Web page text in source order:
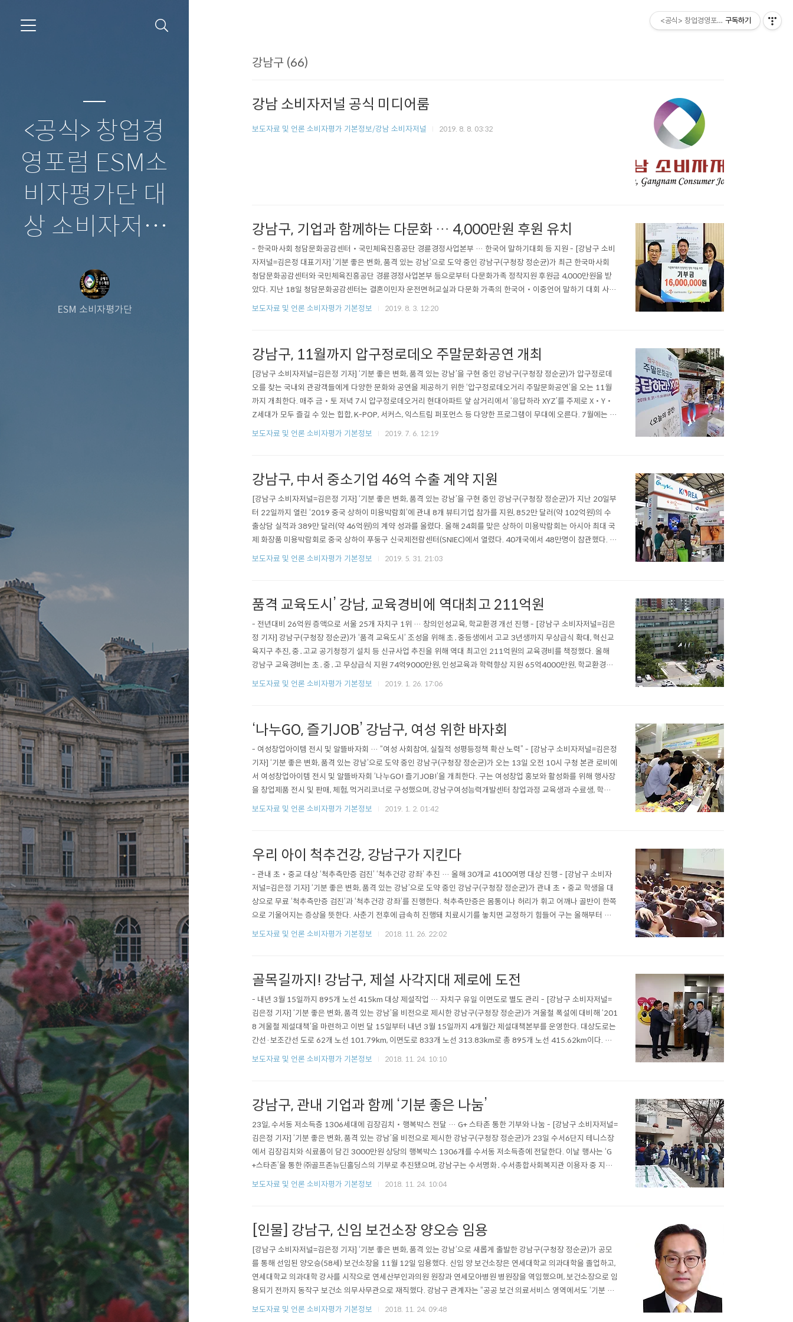
<공식> 창업경
영포럼 ESM소
비자평가단 대
상 소비자저널
ESM 소비자평가단
강남구 (66)
강남 소비자저널 공식 미디어룸
보도자료 및 언론 소비자평가 기본정보/강남 소비자저널 2019. 8. 8. 03:32
강남구, 기업과 함께하는 다문화 … 4,000만원 후원 유치
- 한국마사회 청담문화공감센터‧국민체육진흥공단 경륜경정사업본부 … 한국어 말하기대회 등 지원 - [강남구 소비
자저널=김은정 대표기자] ‘기분 좋은 변화, 품격 있는 강남’으로 도약 중인 강남구(구청장 정순균)가 최근 한국마사회
청담문화공감센터와 국민체육진흥공단 경륜경정사업본부 등으로부터 다문화가족 정착지원 후원금 4,000만원을 받
았다. 지난 18일 청담문화공감센터는 결혼이민자 운전면허교실과 다문화 가족의 한국어‧이중언어 말하기 대회 사업
에 1,600만원을 기부했다. 2017년부터 강남경찰서와 함께 운전면허교실을 운영 중인 강남구는 필기시험 대비 강의
보도자료 및 언론 소비자평가 기본정보 2019. 8. 3. 12:20
강남구, 11월까지 압구정로데오 주말문화공연 개최
[강남구 소비자저널=김은정 기자] ‘기분 좋은 변화, 품격 있는 강남’을 구현 중인 강남구(구청장 정순균)가 압구정로데
오를 찾는 국내외 관광객들에게 다양한 문화와 공연을 제공하기 위한 ‘압구정로데오거리 주말문화공연’을 오는 11월
까지 개최한다. 매주 금‧토 저녁 7시 압구정로데오거리 현대아파트 앞 삼거리에서 ‘응답하라 XYZ’를 주제로 X‧Y‧
Z세대가 모두 즐길 수 있는 힙합, K-POP, 서커스, 익스트림 퍼포먼스 등 다양한 프로그램이 무대에 오른다. 7월에는 칵
테일쇼와 남성댄스(5일), 색소폰과 댄스(6일), 뮤랑극단과 J&J 오카리나듀오(12일), 래퍼 아펠리아(13일) 등의 공연이
보도자료 및 언론 소비자평가 기본정보 2019. 7. 6. 12:19
강남구, 中서 중소기업 46억 수출 계약 지원
[강남구 소비자저널=김은정 기자] ‘기분 좋은 변화, 품격 있는 강남’을 구현 중인 강남구(구청장 정순균)가 지난 20일부
터 22일까지 열린 ‘2019 중국 상하이 미용박람회’에 관내 8개 뷰티기업 참가를 지원, 852만 달러(약 102억원)의 수
출상담 실적과 389만 달러(약 46억원)의 계약 성과를 올렸다. 올해 24회를 맞은 상하이 미용박람회는 아시아 최대 국
제 화장품 미용박람회로 중국 상하이 푸둥구 신국제전람센터(SNIEC)에서 열렸다. 40개국에서 48만명이 참관했다. 구
에서는 중소기업인 프레스티지코스메틱코리아, 3일애, 메트로코리아, 라이클, 세이션, 온데이코스메틱, 비씨비코스, 메
보도자료 및 언론 소비자평가 기본정보 2019. 5. 31. 21:03
품격 교육도시’ 강남, 교육경비에 역대최고 211억원
- 전년대비 26억원 증액으로 서울 25개 자치구 1위 … 창의인성교육, 학교환경 개선 진행 - [강남구 소비자저널=김은
정 기자] 강남구(구청장 정순균)가 ‘품격 교육도시’ 조성을 위해 초․중등생에서 고교 3년생까지 무상급식 확대, 혁신교
육지구 추진, 중․고교 공기청정기 설치 등 신규사업 추진을 위해 역대 최고인 211억원의 교육경비를 책정했다. 올해
강남구 교육경비는 초․중․고 무상급식 지원 74억9000만원, 인성교육과 학력향상 지원 65억4000만원, 학교환경개
선 45억원, 학교 독서진흥과 유치원 지원 등 25억8000만원을 포함한 4개 분야 17개 사업비로 전년대비 26억원 증액
보도자료 및 언론 소비자평가 기본정보 2019. 1. 26. 17:06
‘나누GO, 즐기JOB’ 강남구, 여성 위한 바자회
- 여성창업아이템 전시 및 알뜰바자회 … “여성 사회참여, 실질적 성평등정책 확산 노력” - [강남구 소비자저널=김은정
기자] ‘기분 좋은 변화, 품격 있는 강남’으로 도약 중인 강남구(구청장 정순균)가 오는 13일 오전 10시 구청 본관 로비에
서 여성창업아이템 전시 및 알뜰바자회 ‘나누GO! 즐기JOB!’을 개최한다. 구는 여성창업 홍보와 활성화를 위해 행사장
을 창업제품 전시 및 판매, 체험, 먹거리코너로 구성했으며, 강남구여성능력개발센터 창업과정 교육생과 수료생, 학습동
아리와 강남구청년창업지원센터의 여성창업기업 등이 참여한다. 액세서리, 셀프웨딩 용품 및 답례품, 건강·위생용품,
보도자료 및 언론 소비자평가 기본정보 2019. 1. 2. 01:42
우리 아이 척추건강, 강남구가 지킨다
- 관내 초‧중교 대상 ‘척추측만증 검진’ ‘척추건강 강좌’ 추진 … 올해 30개교 4100여명 대상 진행 - [강남구 소비자
저널=김은정 기자] ‘기분 좋은 변화, 품격 있는 강남’으로 도약 중인 강남구(구청장 정순균)가 관내 초‧중교 학생을 대
상으로 무료 ‘척추측만증 검진’과 ‘척추건강 강좌’를 진행한다. 척추측만증은 몸통이나 허리가 휘고 어깨나 골반이 한쪽
으로 기울어지는 증상을 뜻한다. 사춘기 전후에 급속히 진행돼 치료시기를 놓치면 교정하기 힘들어 구는 올해부터 대
상을 초등학생에서 중학생으로 확대‧시행했다. ‘척추측만증 검진’은 구와 고려대학교 척추측만증연구소가 협력해 직
보도자료 및 언론 소비자평가 기본정보 2018. 11. 26. 22:02
골목길까지! 강남구, 제설 사각지대 제로에 도전
- 내년 3월 15일까지 895개 노선 415km 대상 제설작업 … 자치구 유일 이면도로 별도 관리 - [강남구 소비자저널=
김은정 기자] ‘기분 좋은 변화, 품격 있는 강남’을 비전으로 제시한 강남구(구청장 정순균)가 겨울철 폭설에 대비해 ‘201
8 겨울철 제설대책’을 마련하고 이번 달 15일부터 내년 3월 15일까지 4개월간 제설대책본부를 운영한다. 대상도로는
간선·보조간선 도로 62개 노선 101.79km, 이면도로 833개 노선 313.83km로 총 895개 노선 415.62km이다. 강
남구는 제설장비 진입이 어려운 이면도로에도 폭설 시 29개 소형 살포기를 신속히 투입하는 등 서울시 25개 자치구 중
보도자료 및 언론 소비자평가 기본정보 2018. 11. 24. 10:10
강남구, 관내 기업과 함께 ‘기분 좋은 나눔’
23일, 수서동 저소득층 1306세대에 김장김치‧행복박스 전달 … G+ 스타존 통한 기부와 나눔 - [강남구 소비자저널=
김은정 기자] ‘기분 좋은 변화, 품격 있는 강남’을 비전으로 제시한 강남구(구청장 정순균)가 23일 수서6단지 테니스장
에서 김장김치와 식료품이 담긴 3000만원 상당의 행복박스 1306개를 수서동 저소득층에 전달한다. 이날 행사는 ‘G
+스타존’을 통한 ㈜골프존뉴딘홀딩스의 기부로 추진됐으며, 강남구는 수서명화․수서종합사회복지관 이용자 중 지원
의 시급성 등을 고려해 지원 대상자를 선별했다. G+스타존은 강남구, 신세계프라퍼티, 수서명화종합사회복지관 등 5개
보도자료 및 언론 소비자평가 기본정보 2018. 11. 24. 10:04
[인물] 강남구, 신임 보건소장 양오승 임용
[강남구 소비자저널=김은정 기자] ‘기분 좋은 변화, 품격 있는 강남’으로 새롭게 출발한 강남구(구청장 정순균)가 공모
를 통해 선임된 양오승(58세) 보건소장을 11월 12일 임용했다. 신임 양 보건소장은 연세대학교 의과대학을 졸업하고,
연세대학교 의과대학 강사를 시작으로 연세산부인과의원 원장과 연세모아병원 병원장을 역임했으며, 보건소장으로 임
용되기 전까지 동작구 보건소 의무사무관으로 재직했다. 강남구 관계자는 “공공 보건 의료서비스 영역에서도 ‘기분 좋
은 변화 품격 있는 강남’을 실현하기 위해 보다 적극적인 행정이 필요하다”며 “성공적인 정책 수행을 위해 실무경험과
보도자료 및 언론 소비자평가 기본정보 2018. 11. 24. 09:48
<공식> 창업경영포럼 ESM소비
구독하기